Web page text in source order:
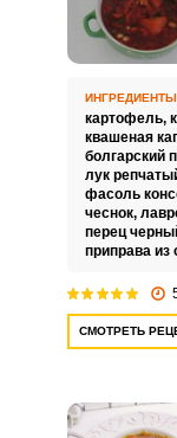
ИНГРЕДИЕНТЫ
картофель,
квашеная
болгарский
лук
фасоль
чеснок,
перец
приправа
СМОТРЕТЬ